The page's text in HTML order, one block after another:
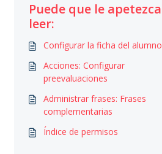
Puede que le apetezca
leer:
Configurar la ficha del alumno
Acciones: Configurar
preevaluaciones
Administrar frases: Frases
complementarias
Índice de permisos